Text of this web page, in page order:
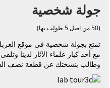
جولة شخصية
(50 من اصل 5 طولِب بها)
تمتع بجولة شخصية في موقع
مع أحد كبار علماء الآثار لدينا
وطالب بنسختك عن قطعة نصف